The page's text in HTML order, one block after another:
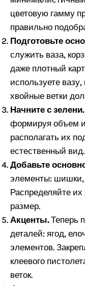
цветовую гамму
правильно
Подготовьте
служить ваза,
даже плотный
используете
хвойные ветки
Начните с зелени.
формируя объем и
располагать их
естественный вид.
Добавьте
элементы: шишки,
Распределяйте
размер.
Акценты.Теперь
деталей: ягод,
элементов.
клеевого
веток.